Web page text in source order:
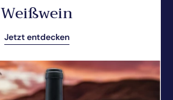
Weißwein
Jetzt entdecken